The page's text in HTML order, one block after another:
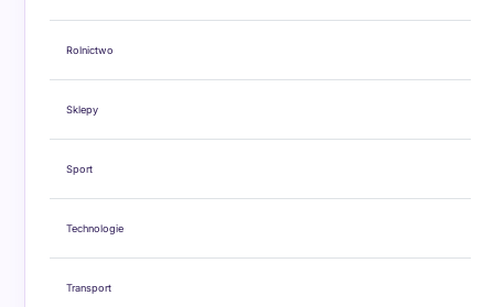
Rolnictwo
Sklepy
Sport
Technologie
Transport